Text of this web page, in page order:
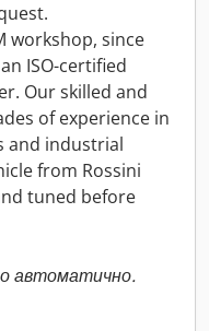
workshop, since
ISO-certified
Our skilled and
of experience in
and industrial
from Rossini
tuned before
автоматично.